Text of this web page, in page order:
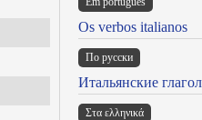
Os verbos italianos
По русски
Итальянские
Στα ελληνικά